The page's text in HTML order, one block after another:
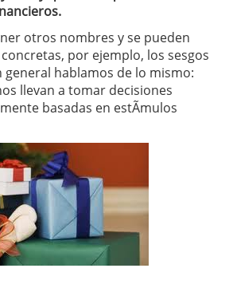
otros nombres y se pueden
por ejemplo, los sesgos
general hablamos de lo mismo:
llevan a tomar decisiones
basadas en estÃ­mulos